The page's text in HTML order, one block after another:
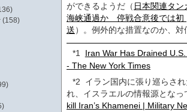
(158)
ができるようだ（ 日本関連タ
海峡通過か 停戦合意後では初
送）。例外的な措置なのか、
*1
Iran War Has Drained
- The New York Times
*2
イラン国内に張り巡らさ
れ、イスラエルの情報源となっ
kill Iran’s Khamenei | Military